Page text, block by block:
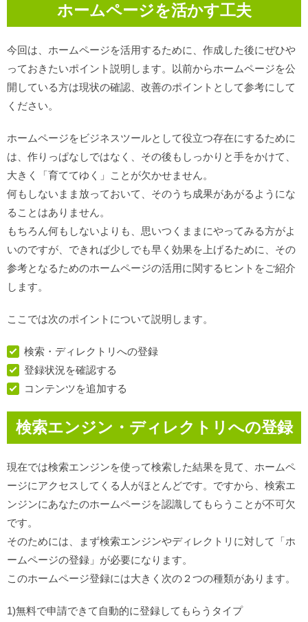
ホームページを活かす工夫
今回は、ホームページを活用するために、作成した後にぜひや
っておきたいポイント説明します。以前からホームページを公
開している方は現状の確認、改善のポイントとして参考にして
ください。
ホームページをビジネスツールとして役立つ存在にするために
は、作りっぱなしではなく、その後もしっかりと手をかけて、
大きく「育ててゆく」ことが欠かせません。
何もしないまま放っておいて、そのうち成果があがるようにな
ることはありません。
もちろん何もしないよりも、思いつくままにやってみる方がよ
いのですが、できれば少しでも早く効果を上げるために、その
参考となるためのホームページの活用に関するヒントをご紹介
します。
ここでは次のポイントについて説明します。
検索・ディレクトリへの登録
登録状況を確認する
コンテンツを追加する
検索エンジン・ディレクトリへの登録
現在では検索エンジンを使って検索した結果を見て、ホームペ
ージにアクセスしてくる人がほとんどです。ですから、検索エ
ンジンにあなたのホームページを認識してもらうことが不可欠
です。
そのためには、まず検索エンジンやディレクトリに対して「ホ
ームページの登録」が必要になります。
このホームページ登録には大きく次の２つの種類があります。
1)無料で申請できて自動的に登録してもらうタイプ